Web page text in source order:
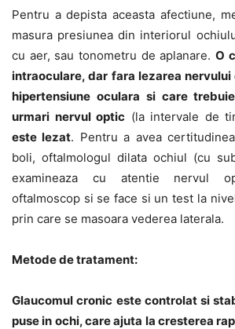
Pentru a depista aceasta afectiune,
masura presiunea din interiorul
cu aer, sau tonometru de aplanare. O
intraoculare, dar fara lezarea nervului
hipertensiune oculara si care
urmari nervul optic (la intervale de
este lezat. Pentru a avea
boli, oftalmologul dilata ochiul (cu
examineaza cu atentie nervul
oftalmoscop si se face si un test la
prin care se masoara vederea laterala.
Metode de tratament:
Glaucomul cronic este controlat si
puse in ochi, care ajuta la cresterea